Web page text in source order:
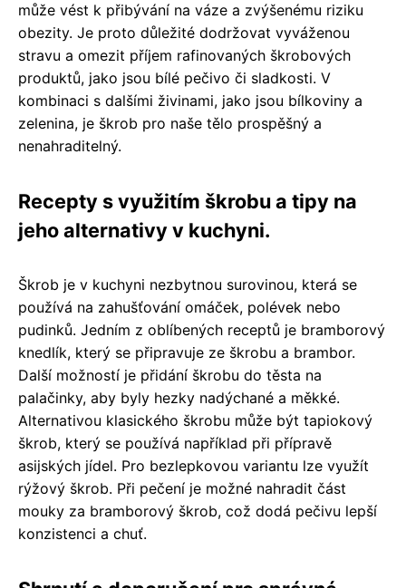
může vést k přibývání na váze a zvýšenému riziku
obezity. Je proto důležité dodržovat vyváženou
stravu a omezit příjem rafinovaných škrobových
produktů, jako jsou bílé pečivo či sladkosti. V
kombinaci s dalšími živinami, jako jsou bílkoviny a
zelenina, je škrob pro naše tělo prospěšný a
nenahraditelný.
Recepty s využitím škrobu a tipy na
jeho alternativy v kuchyni.
Škrob je v kuchyni nezbytnou surovinou, která se
používá na zahušťování omáček, polévek nebo
pudinků. Jedním z oblíbených receptů je bramborový
knedlík, který se připravuje ze škrobu a brambor.
Další možností je přidání škrobu do těsta na
palačinky, aby byly hezky nadýchané a měkké.
Alternativou klasického škrobu může být tapiokový
škrob, který se používá například při přípravě
asijských jídel. Pro bezlepkovou variantu lze využít
rýžový škrob. Při pečení je možné nahradit část
mouky za bramborový škrob, což dodá pečivu lepší
konzistenci a chuť.